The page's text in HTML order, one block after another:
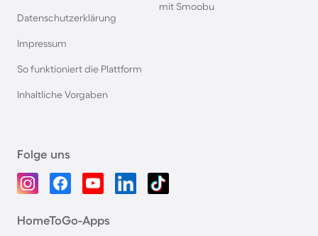
Datenschutzerklärung
Impressum
So funktioniert die Plattform
Inhaltliche Vorgaben
mit Smoobu
Folge uns
HomeToGo-Apps